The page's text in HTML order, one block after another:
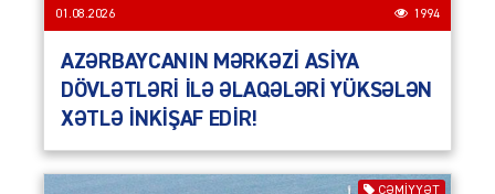
01.08.2026 1994
AZƏRBAYCANIN MƏRKƏZİ ASİYA
DÖVLƏTLƏRİ İLƏ ƏLAQƏLƏRİ YÜKSƏLƏN
XƏTLƏ İNKİŞAF EDİR!
CƏMIYYƏT